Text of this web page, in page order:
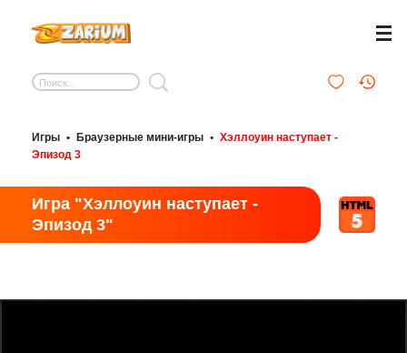
Игры • Браузерные мини-игры • Хэллоуин наступает -
Эпизод 3
Игра "Хэллоуин наступает -
Эпизод 3"